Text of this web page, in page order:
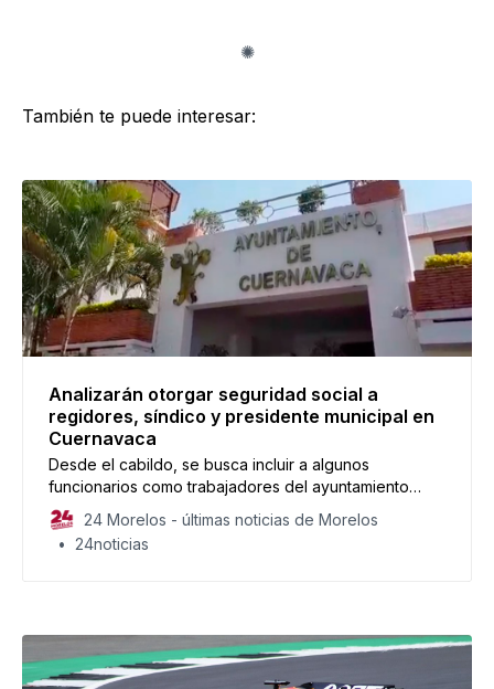
También te puede interesar:
Analizarán otorgar seguridad social a
regidores, síndico y presidente municipal en
Cuernavaca
Desde el cabildo, se busca incluir a algunos
funcionarios como trabajadores del ayuntamiento
para poder garantizar su seguridad social.
24 Morelos - últimas noticias de Morelos
24noticias